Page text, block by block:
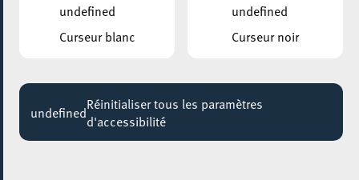
AJOUTER À ICAL
PARTAGER L'ÉVENEMENT
undefined
Curseur blanc
undefined
Curseur noir
undefinedRéinitialiser tous les paramètres
d'accessibilité